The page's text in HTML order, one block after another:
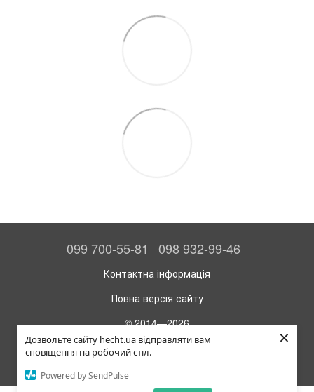
Дозвольте сайту hecht.ua відправляти вам
сповіщення на робочий стіл.
Powered by SendPulse
×
099 700-55-81 098 932-99-46
Контактна інформація
Повна версія сайту
© 2014—2026
Офіційний інтернет-магазин HECHT
Укр